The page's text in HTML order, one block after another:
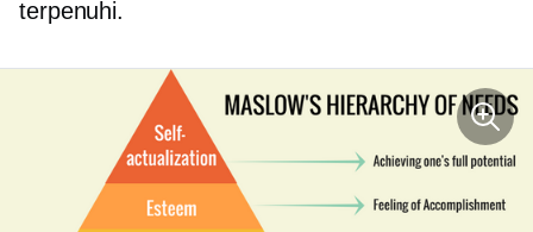
terpenuhi.